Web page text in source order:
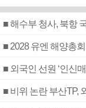
■ 해수부 청사, 북항
■ 2028 유엔 해양총
■ 외국인 선원 ‘인신
■ 비위 논란 부산TP,